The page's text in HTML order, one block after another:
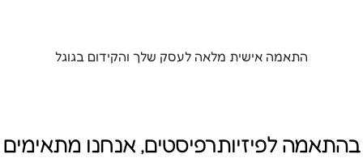
התאמה אישית מלאה לעסק שלך והקידום בגוגל
בהתאמה לפיזיותרפיסטים, אנחנו מתאימים